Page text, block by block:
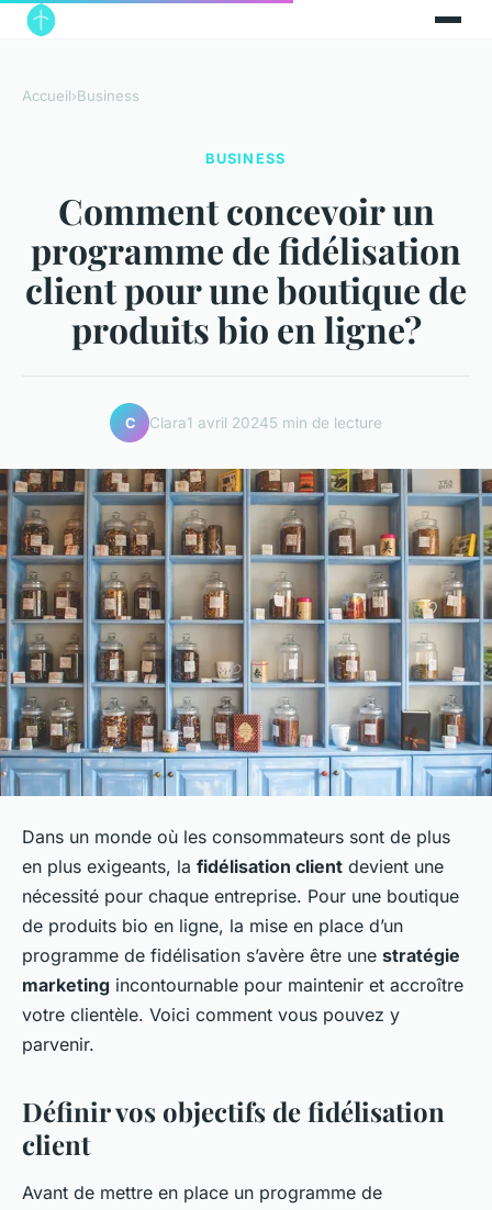
Accueil›Business
BUSINESS
Comment concevoir un
programme de fidélisation
client pour une boutique de
produits bio en ligne?
C Clara1 avril 20245 min de lecture
Dans un monde où les consommateurs sont de plus
en plus exigeants, la fidélisation client devient une
nécessité pour chaque entreprise. Pour une boutique
de produits bio en ligne, la mise en place d’un
programme de fidélisation s’avère être une stratégie
marketing incontournable pour maintenir et accroître
votre clientèle. Voici comment vous pouvez y
parvenir.
Définir vos objectifs de fidélisation
client
Avant de mettre en place un programme de